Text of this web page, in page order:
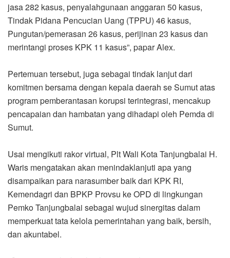
jasa 282 kasus, penyalahgunaan anggaran 50 kasus,
Tindak Pidana Pencucian Uang (TPPU) 46 kasus,
Pungutan/pemerasan 26 kasus, perijinan 23 kasus dan
merintangi proses KPK 11 kasus”, papar Alex.
Pertemuan tersebut, juga sebagai tindak lanjut dari
komitmen bersama dengan kepala daerah se Sumut atas
program pemberantasan korupsi terintegrasi, mencakup
pencapaian dan hambatan yang dihadapi oleh Pemda di
Sumut.
Usai mengikuti rakor virtual, Plt Wali Kota Tanjungbalai H.
Waris mengatakan akan menindaklanjuti apa yang
disampaikan para narasumber baik dari KPK RI,
Kemendagri dan BPKP Provsu ke OPD di lingkungan
Pemko Tanjungbalai sebagai wujud sinergitas dalam
memperkuat tata kelola pemerintahan yang baik, bersih,
dan akuntabel.